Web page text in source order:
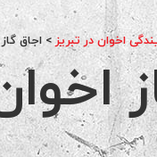
اخوان در تبریز>اجاق